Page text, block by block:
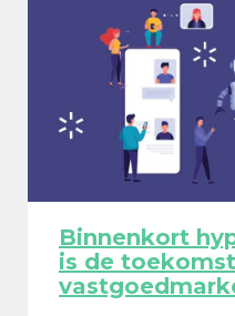
Binnenkort
is de